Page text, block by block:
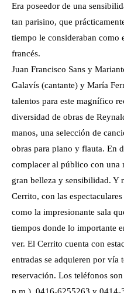
Era poseedor de una
tan parisino, que
tiempo le consideraban como
francés.
Juan Francisco Sans y
Galavís (cantante) y María
talentos para este magnífico
diversidad de obras de
manos, una selección de
obras para piano y flauta. En
complacer al público con una
gran belleza y sensibilidad. Y
Cerrito, con las
como la impresionante sala
tiempos donde lo importante
ver. El Cerrito cuenta con
entradas se adquieren por
reservación. Los teléfonos